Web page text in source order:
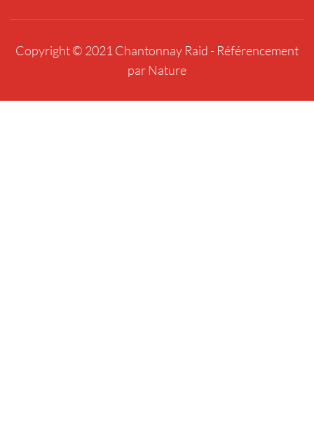
Copyright © 2021 Chantonnay Raid - Référencement
par Nature